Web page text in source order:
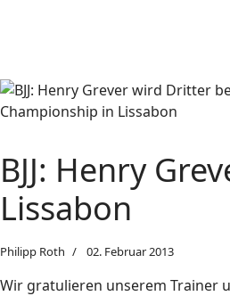
BJJ: Henry
Lissabon
Philipp Roth 02. Februar 2013
Wir gratulieren unserem Trainer